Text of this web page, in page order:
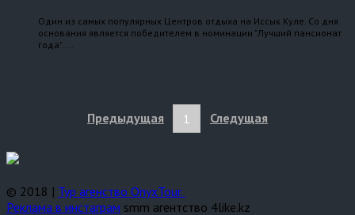
Один из самых популярных Центров отдыха на Иссык Куле. Со дня
основания является победителем в номинации "Лучший пансионат
года"....
Предыдущая 1 Следущая
© 2018 | Тур агенство OnyxTour.
Реклама в инстаграм smm агентство 4like.kz